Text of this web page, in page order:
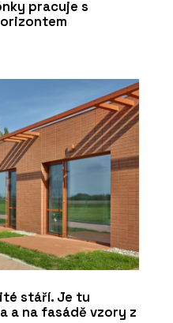
pracuje s
stáří. Je tu
a na fasádě vzory z